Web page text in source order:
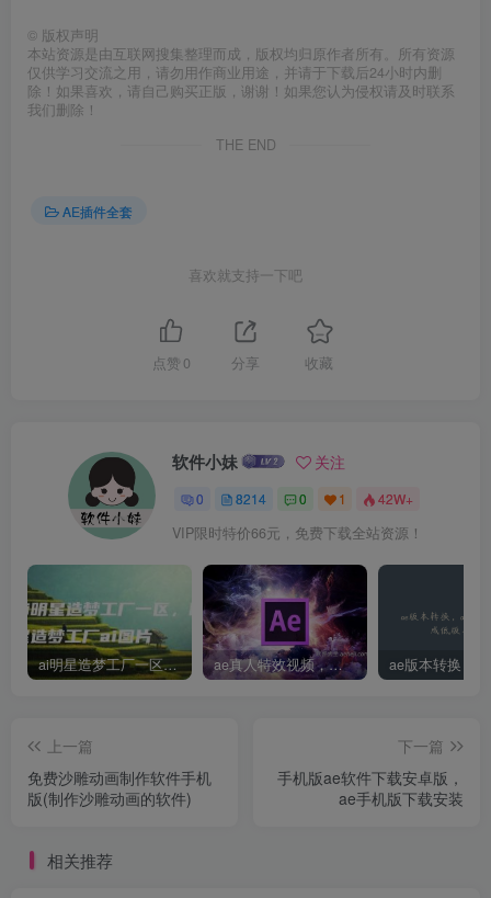
© 版权声明
本站资源是由互联网搜集整理而成，版权均归原作者所有。所有资源
仅供学习交流之用，请勿用作商业用途，并请于下载后24小时内删
除！如果喜欢，请自己购买正版，谢谢！如果您认为侵权请及时联系
我们删除！
THE END
AE插件全套
喜欢就支持一下吧
点赞 0 分享 收藏
软件小妹 关注
0 8214 0 1 42W+
VIP限时特价66元，免费下载全站资源！
ai明星造梦工厂一区，明星造梦工厂ai图片 ae真人特效视频，大学生第一次做ppt怎么做
上一篇
免费沙雕动画制作软件手机
版(制作沙雕动画的软件)
下一篇
手机版ae软件下载安卓版，
ae手机版下载安装
相关推荐